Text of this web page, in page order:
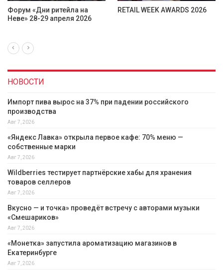
2026
«Дни ритейла в Нижнем
Новгороде»: эксперты
27–28 августа
НОВОСТИ
Импорт пива вырос на 37% при падении российского
производства
Авг 7, 2026
«Яндекс Лавка» открыла первое кафе: 70% меню —
собственные марки
Авг 7, 2026
Wildberries тестирует партнёрские хабы для хранения
товаров селлеров
Авг 7, 2026
Вкусно — и точка» проведёт встречу с авторами музыки
«Смешариков»
Авг 7, 2026
«Монетка» запустила ароматизацию магазинов в
Екатеринбурге
Авг 7, 2026